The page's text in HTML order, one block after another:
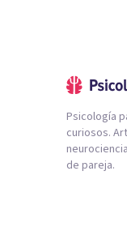
Psicología
curiosos.
de pareja.